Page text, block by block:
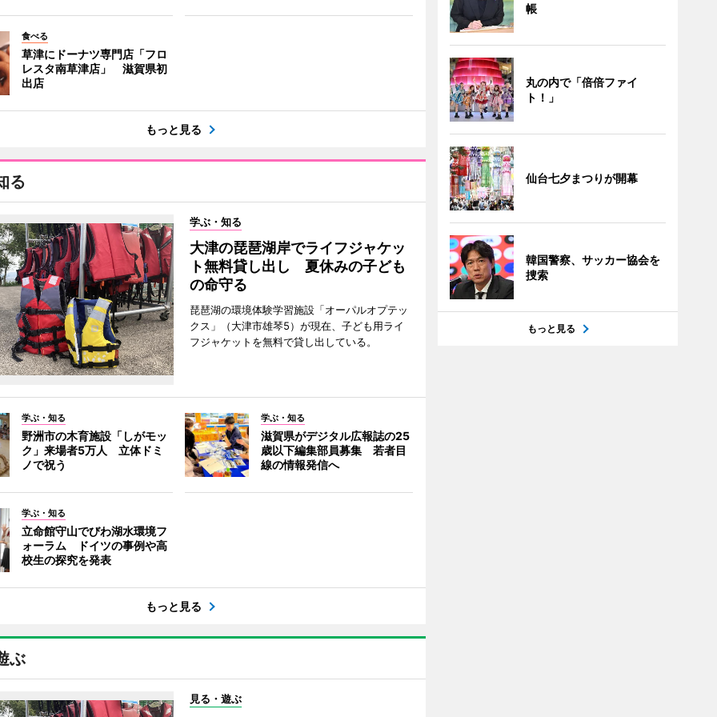
食べる
草津にドーナツ専門店「フロ
レスタ南草津店」 滋賀県初
出店
もっと見る
る
学ぶ・知る
大津の琵琶湖岸でライフジャケッ
ト無料貸し出し 夏休みの子ども
の命守る
琵琶湖の環境体験学習施設「オーパルオプテッ
クス」（大津市雄琴5）が現在、子ども用ライ
フジャケットを無料で貸し出している。
学ぶ・知る
野洲市の木育施設「しがモッ
ク」来場者5万人 立体ドミ
ノで祝う
学ぶ・知る
滋賀県がデジタル広報誌の25
歳以下編集部員募集 若者目
線の情報発信へ
学ぶ・知る
立命館守山でびわ湖水環境フ
ォーラム ドイツの事例や高
校生の探究を発表
もっと見る
ぶ
見る・遊ぶ
帳
丸の内で「倍倍ファイ
ト！」
仙台七夕まつりが開幕
韓国警察、サッカー協会を
捜索
もっと見る